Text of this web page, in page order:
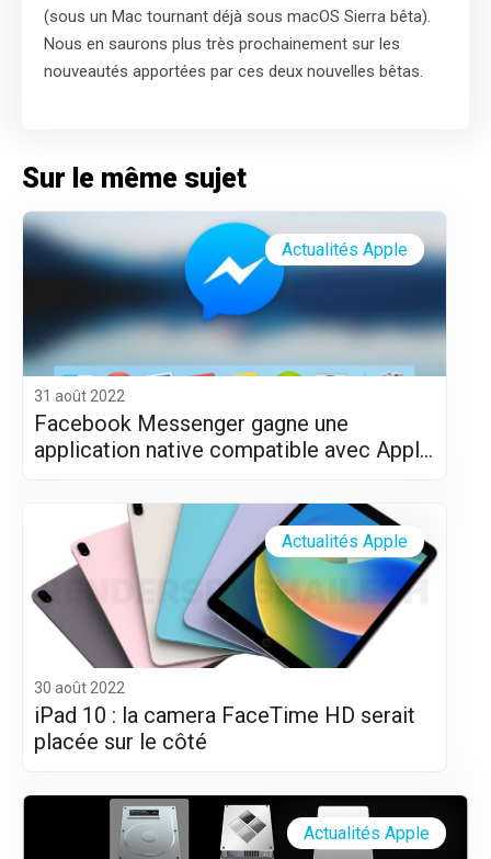
(sous un Mac tournant déjà sous macOS Sierra bêta).
Nous en saurons plus très prochainement sur les
nouveautés apportées par ces deux nouvelles bêtas.
Sur le même sujet
31 août 2022
Facebook Messenger gagne une
application native compatible avec Apple
Actualités Apple
30 août 2022
iPad 10 : la camera FaceTime HD serait
placée sur le côté
Actualités Apple
Actualités Apple